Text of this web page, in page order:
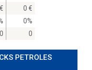
0
0%
0 0
PETROLES